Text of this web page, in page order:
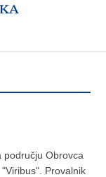
području Obrovca
Provalnik